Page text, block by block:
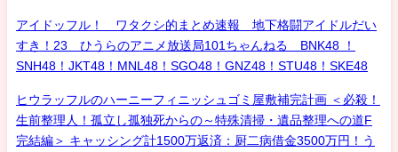
アイドッフル！ ワタクシ的まとめ速報 地下格闘アイドルだい
すき！23 ひうらのアニメ放送局101ちゃんねる BNK48 ！
SNH48！JKT48！MNL48！SGO48！GNZ48！STU48！SKE48
ヒウラッフルのハーニーフィニッシュゴミ屋敷補完計画 ＜必殺！
生前整理人！孤立し孤独死からの～特殊清掃・遺品整理への道F
完結編＞ キャッシング計1500万返済：厨二病借金3500万円！う